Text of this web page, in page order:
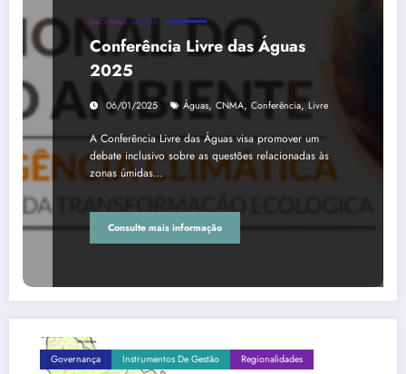
NACIONAIS SABERES
Conferência Livre das Águas
2025
06/01/2025 Águas, CNMA, Conferência,Livre
A Conferência Livre das Águas visa promover um
debate inclusivo sobre as questões relacionadas às
zonas úmidas…
Consulte mais informação
Governança Instrumentos De Gestão Regionalidades